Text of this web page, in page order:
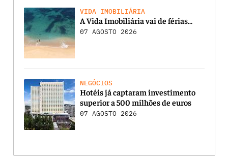
VIDA IMOBILIÁRIA
A Vida Imobiliária vai de férias…
07 AGOSTO 2026
NEGÓCIOS
Hotéis já captaram investimento
superior a 500 milhões de euros
07 AGOSTO 2026